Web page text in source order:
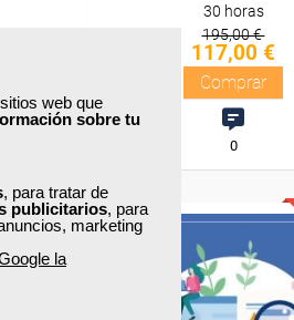
web que
sobre tu
, para tratar de
publicitarios, para
marketing
la
30 horas
195,00 €
117,00 €
Comprar
0
40% DTO.
Descuentos especiales